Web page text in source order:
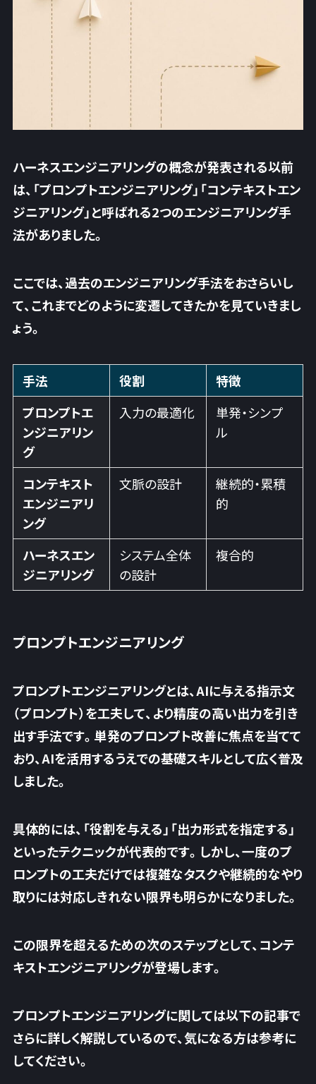
ハーネスエンジニアリングの概念が発表される以前
は、「プロンプトエンジニアリング」「コンテキストエン
ジニアリング」と呼ばれる2つのエンジニアリング手
法がありました。
ここでは、過去のエンジニアリング手法をおさらいし
て、これまでどのように変遷してきたかを見ていきまし
ょう。
手法 役割
特徴
プロンプトエ
ンジニアリン
グ
入力の最適化
単発・シンプ
ル
コンテキスト
エンジニアリ
ング
文脈の設計
継続的・累積
的
ハーネスエン
ジニアリング
システム全体
の設計
複合的
プロンプトエンジニアリング
プロンプトエンジニアリングとは、AIに与える指示文
（プロンプト）を工夫して、より精度の高い出力を引き
出す手法です。単発のプロンプト改善に焦点を当てて
おり、AIを活用するうえでの基礎スキルとして広く普及
しました。
具体的には、「役割を与える」「出力形式を指定する」
といったテクニックが代表的です。しかし、一度のプ
ロンプトの工夫だけでは複雑なタスクや継続的なやり
取りには対応しきれない限界も明らかになりました。
この限界を超えるための次のステップとして、コンテ
キストエンジニアリングが登場します。
プロンプトエンジニアリングに関しては以下の記事で
さらに詳しく解説しているので、気になる方は参考に
してください。